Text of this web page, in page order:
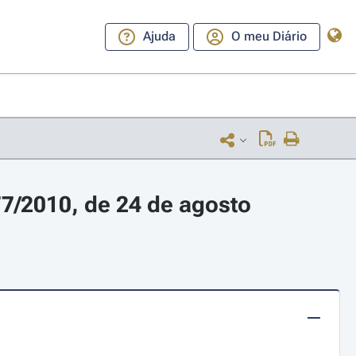
Ajuda O meu Diário
2010, de 24 de agosto